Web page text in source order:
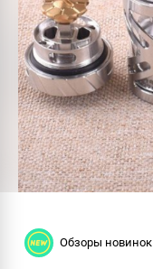
Обзоры новинок